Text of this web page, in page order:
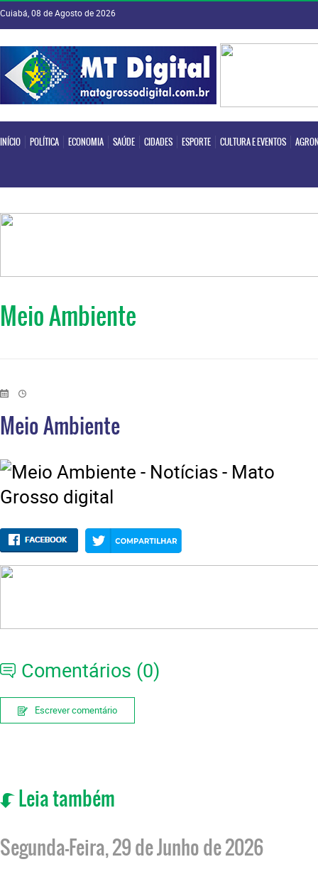
Cuiabá, 08 de Agosto de 2026
INÍCIO POLÍTICA ECONOMIA SAÚDE CIDADES ESPORTE CULTURA E EVENTOS
INÍCIO POLÍTICA ECONOMIA SAÚDE
Meio Ambiente
Meio Ambiente
Comentários (0)
Escrever comentário
Leia também
Segunda-Feira, 29 de Junho de 2026